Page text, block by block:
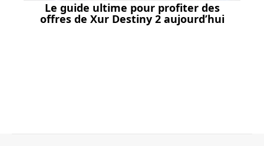
Le guide ultime pour profiter des
offres de Xur Destiny 2 aujourd’hui